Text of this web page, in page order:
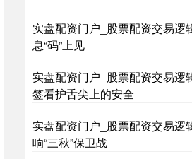
基金指数 7229.80 -
实盘配资门户_股票配资交易逻
息“码”上见
实盘配资门户_股票配资交易逻
签看护舌尖上的安全
实盘配资门户_股票配资交易逻
响“三秋”保卫战